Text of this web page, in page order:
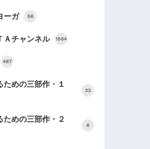
ーガ 56
Ａチャンネル 1564
487
めの三部作・１
32
めの三部作・２
6